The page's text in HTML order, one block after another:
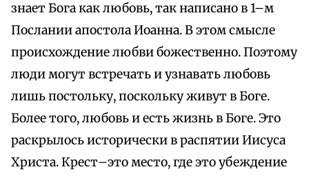
знает Бога как любовь, так написано в 1–м
Послании апостола Иоанна. В этом смысле
происхождение любви божественно. Поэтому
люди могут встречать и узнавать любовь
лишь постольку, поскольку живут в Боге.
Более того, любовь и есть жизнь в Боге. Это
раскрылось исторически в распятии Иисуса
Христа. Крест–это место, где это убеждение